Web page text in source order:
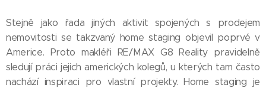
Stejně jako řada jiných aktivit spojených s prodejem
nemovitosti se takzvaný home staging objevil poprvé v
Americe. Proto makléři RE/MAX G8 Reality pravidelně
sledují práci jejich amerických kolegů, u kterých tam často
nachází inspiraci pro vlastní projekty. Home staging je